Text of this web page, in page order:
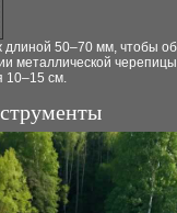
50–70 мм, чтобы
металлической
10–15 см.